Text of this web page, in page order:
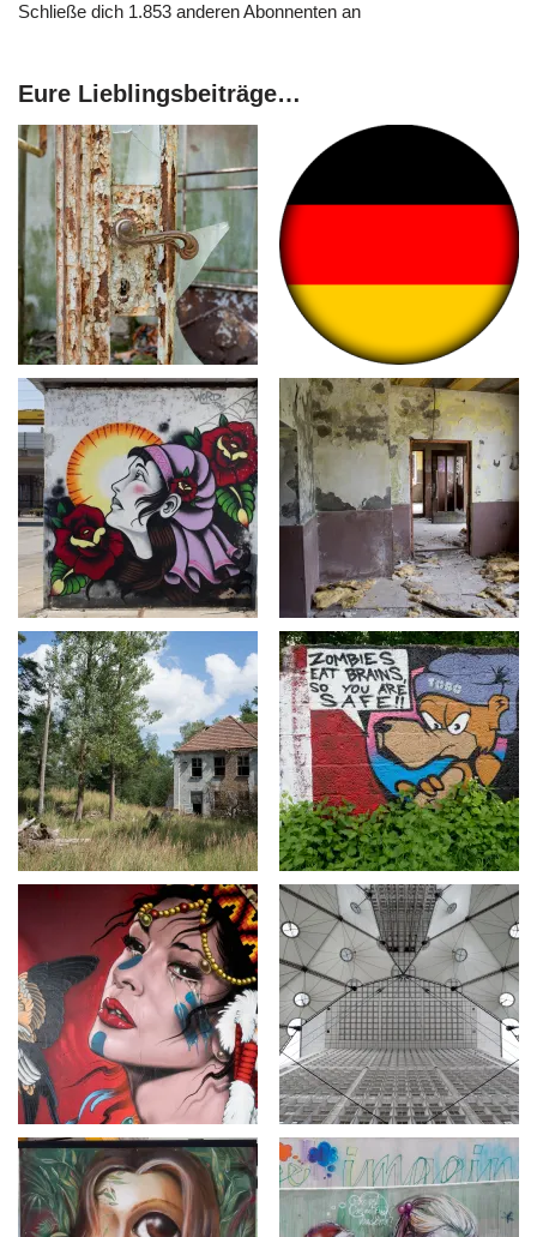
Schließe dich 1.853 anderen Abonnenten an
Eure Lieblingsbeiträge…